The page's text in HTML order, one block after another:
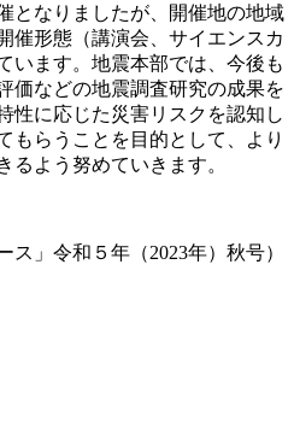
となりましたが、開催地の地域
催形態（講演会、サイエンスカ
います。地震本部では、今後も
価などの地震調査研究の成果を
性に応じた災害リスクを認知し
もらうことを目的として、より
るよう努めていきます。
ス」令和５年（2023年）秋号）